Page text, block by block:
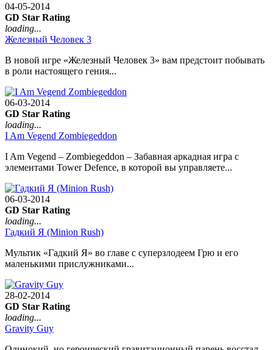
04-05-2014
GD Star Rating
loading...
Железный Человек 3
В новой игре «Железный Человек 3» вам предстоит побывать
в роли настоящего гения...
06-03-2014
GD Star Rating
loading...
I Am Vegend Zombiegeddon
I Am Vegend – Zombiegeddon – Забавная аркадная игра с
элементами Tower Defence, в которой вы управляете...
06-03-2014
GD Star Rating
loading...
Гадкий Я (Minion Rush)
Мультик «Гадкий Я» во главе с суперзлодеем Грю и его
маленькими прислужниками...
28-02-2014
GD Star Rating
loading...
Gravity Guy